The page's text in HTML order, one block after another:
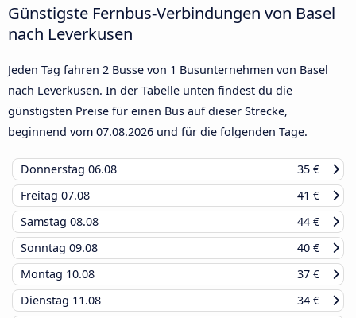
Günstigste Fernbus-Verbindungen von Basel
nach Leverkusen
Jeden Tag fahren 2 Busse von 1 Busunternehmen von Basel
nach Leverkusen. In der Tabelle unten findest du die
günstigsten Preise für einen Bus auf dieser Strecke,
beginnend vom 07.08.2026 und für die folgenden Tage.
Donnerstag 06.08
35 €
Freitag 07.08
41 €
Samstag 08.08
44 €
Sonntag 09.08
40 €
Montag 10.08
37 €
Dienstag 11.08
34 €